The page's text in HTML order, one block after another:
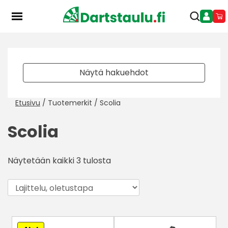
Näytä hakuehdot
Etusivu / Tuotemerkit / Scolia
Scolia
Näytetään kaikki 3 tulosta